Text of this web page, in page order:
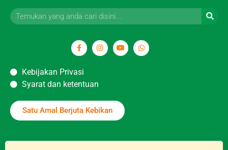
Kebijakan Privasi
Syarat dan ketentuan
Satu Amal Berjuta Kebikan